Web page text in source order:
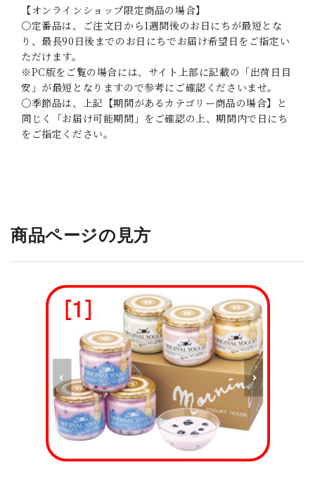
【オンラインショップ限定商品の場合】
〇定番品は、ご注文日から1週間後のお日にちが最短とな
り、最長90日後までのお日にちでお届け希望日をご指定い
ただけます。
※PC版をご覧の場合には、サイト上部に記載の「出荷日目
安」が最短となりますので参考にご確認くださいませ。
〇季節品は、上記【期間があるカテゴリー商品の場合】と
同じく「お届け可能期間」をご確認の上、期間内で日にち
をご指定ください。
商品ページの見方